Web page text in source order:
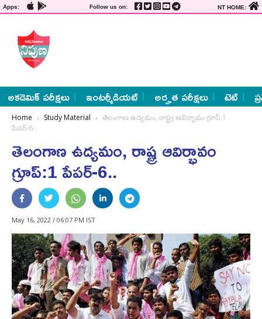
Apps: Follow us on: NT HOME:
అకడెమిక్ పరీక్షలు ఇంటర్మీడియట్ అర్హత పరీక్షలు టెట్
Home Study Material
తెలంగాణ ఉద్యమం, రాష్ట్ర ఆవిర్భావం గ్రూప్‌:1
పేపర్‌-6..
తెలంగాణ ఉద్యమం, రాష్ట్ర ఆవిర్భావం
గ్రూప్‌:1 పేపర్‌-6..
May 16, 2022 / 06:07 PM IST